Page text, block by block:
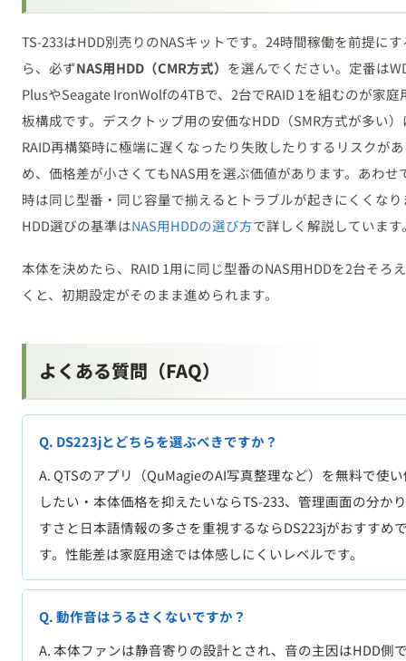
TS-233はHDD別売りのNASキットです。24時間稼働を前提に
ら、必ずNAS用HDD（CMR方式） を選んでください。定番は
PlusやSeagate IronWolfの4TBで、2台でRAID 1を組むのが家庭
板構成です。デスクトップ用の安価なHDD（SMR方式が多い
RAID再構築時に極端に遅くなったり失敗したりするリスクが
め、価格差が小さくてもNAS用を選ぶ価値があります。あわせ
時は同じ型番・同じ容量で揃えるとトラブルが起きにくくなり
HDD選びの基準はNAS用HDDの選び方で詳しく解説しています
本体を決めたら、RAID 1用に同じ型番のNAS用HDDを2台そろ
くと、初期設定がそのまま進められます。
よくある質問（FAQ）
Q. DS223jとどちらを選ぶべきですか？
A. QTSのアプリ（QuMagieのAI写真整理など）を無料で使
したい・本体価格を抑えたいならTS-233、管理画面の分か
すさと日本語情報の多さを重視するならDS223jがおすすめ
す。性能差は家庭用途では体感しにくいレベルです。
Q. 動作音はうるさくないですか？
A. 本体ファンは静音寄りの設計とされ、音の主因はHDD側